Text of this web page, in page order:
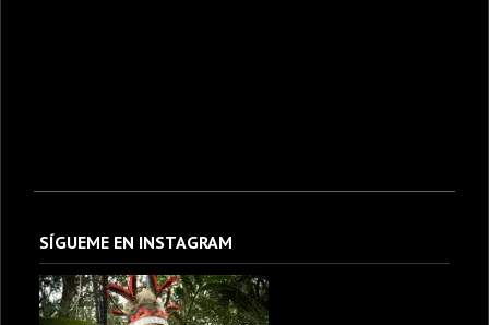
SÍGUEME EN INSTAGRAM